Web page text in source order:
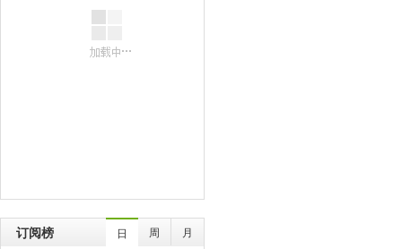
订阅榜 日 周 月